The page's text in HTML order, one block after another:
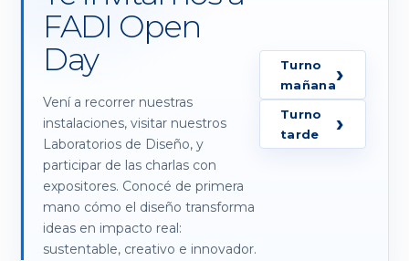
FADI Open
Day
Vení a recorrer nuestras
instalaciones, visitar nuestros
Laboratorios de Diseño, y
participar de las charlas con
expositores. Conocé de primera
mano cómo el diseño transforma
ideas en impacto real:
sustentable, creativo e innovador.
Turno
mañana›
Turno
tarde
›